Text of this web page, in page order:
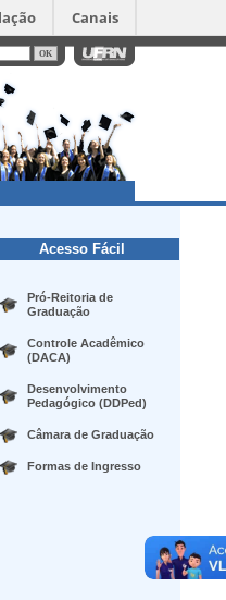
Canais
Acesso Fácil
Pró-Reitoria de
Graduação
Controle Acadêmico
(DACA)
Desenvolvimento
Pedagógico (DDPed)
Câmara de Graduação
Formas de Ingresso